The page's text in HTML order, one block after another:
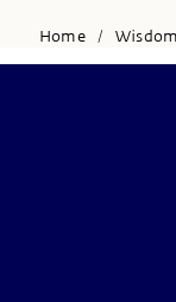
Home / Wisdom